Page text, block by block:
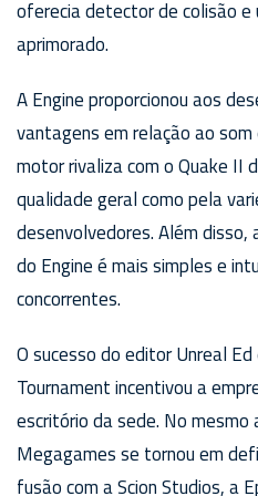
oferecia detector de colisão e
aprimorado.
A Engine proporcionou aos
vantagens em relação ao
motor rivaliza com o Quake
qualidade geral como pela
desenvolvedores. Além disso,
do Engine é mais simples e
concorrentes.
O sucesso do editor Unreal
Tournament incentivou a
escritório da sede. No
Megagames se tornou em
fusão com a Scion Studios, a